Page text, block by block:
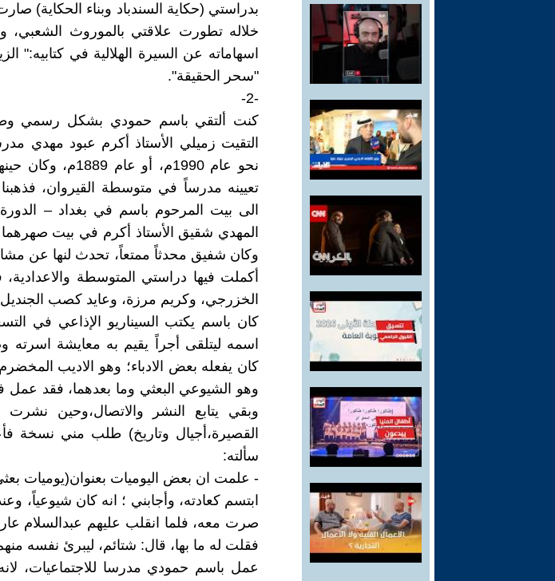
بدراستي (حكاية السندباد وبناء الحكاية)
خلاله تطورت علاقتي بالموروث الشعبي،
اسهاماته عن السيرة الهلالية في كتابيه:"
"سحر الحقيقة".
-2-
كنت ألتقي باسم حمودي بشكل رسمي
التقيت زميلي الأستاذ أكرم عبود مهدي
نحو عام 1990م، أو
تعيينه مدرساً في متوسطة القيروان،
الى بيت المرحوم باسم في بغداد –
المهدي شقيق الأستاذ أكرم في بيت
وكان شفيق محدثاً ممتعاً، تحدث لنها عن
أكملت فيها دراستي المتوسطة
الخزرجي، وكريم مرزة، وعايد كصب
كان باسم يكتب السيناريو الإذاعي في
اسمه ليتلقى أجراً يقيم به معايشة اسرته
كان يفعله بعض الادباء؛ وهو الاديب
وهو الشيوعي البعثي وما بعدهما، فقد عمل
وبقي يتابع النشر والاتصال،وحين
القصيرة،أجيال وتاريخ) طلب مني
سألته:
- علمت ان بعض اليوميات بعنوان(يوميات
صرت معه، فلما انقلب عليهم عبدالسلام
فقلت له ما بها، قال: شتائم، ليبرئ نفسه
عمل باسم حمودي مدرسا للاجتماعيات،